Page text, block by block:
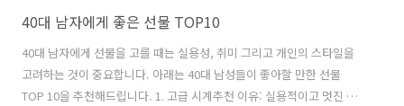
40대 남자에게 좋은 선물 TOP10
40대 남자에게 선물을 고를 때는 실용성, 취미 그리고 개인의 스타일을
고려하는 것이 중요합니다. 아래는 40대 남성들이 좋아할 만한 선물
TOP 10을 추천해드립니다. 1. 고급 시계추천 이유: 실용적이고 멋진 액